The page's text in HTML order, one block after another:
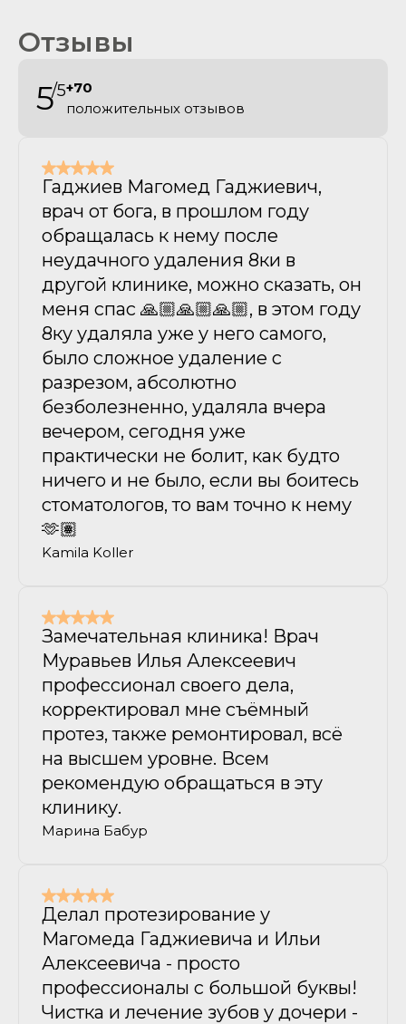
Отзывы
5/5+70
положительных отзывов
Гаджиев Магомед Гаджиевич,
врач от бога, в прошлом году
обращалась к нему после
неудачного удаления 8ки в
другой клинике, можно сказать, он
меня спас 🙏🏼🙏🏼🙏🏼, в этом году
8ку удаляла уже у него самого,
было сложное удаление с
разрезом, абсолютно
безболезненно, удаляла вчера
вечером, сегодня уже
практически не болит, как будто
ничего и не было, если вы боитесь
стоматологов, то вам точно к нему
🫶🏽
Kamila Koller
Замечательная клиника! Врач
Муравьев Илья Алексеевич
профессионал своего дела,
корректировал мне съёмный
протез, также ремонтировал, всё
на высшем уровне. Всем
рекомендую обращаться в эту
клинику.
Марина Бабур
Делал протезирование у
Магомеда Гаджиевича и Ильи
Алексеевича - просто
профессионалы с большой буквы!
Чистка и лечение зубов у дочери -